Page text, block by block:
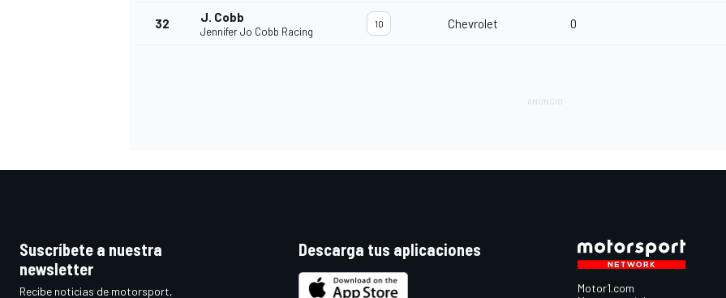
32 J. Cobb
Jennifer Jo Cobb Racing
10 Chevrolet 0
Suscríbete a nuestra
newsletter
Recibe noticias de motorsport,
Descarga tus aplicaciones
Motor1.com